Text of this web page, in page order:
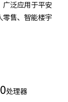
广泛应用于平安
零售、智能楼宇
处理器